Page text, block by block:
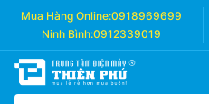
Mua Hàng Online:0918969699
Ninh Bình:0912339019